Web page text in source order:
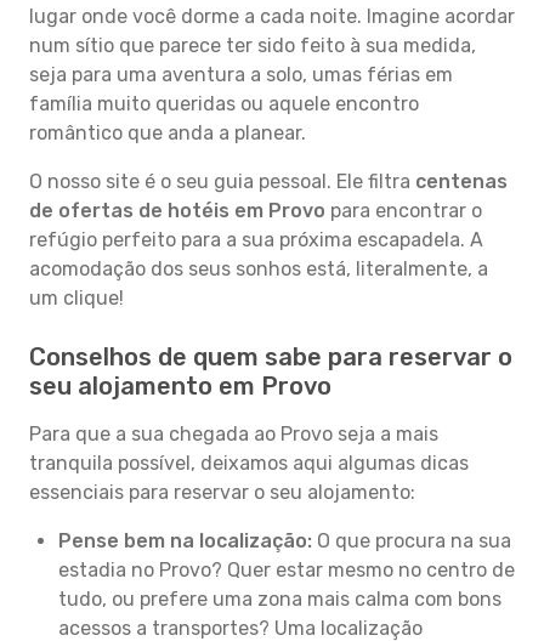
lugar onde você dorme a cada noite. Imagine acordar
num sítio que parece ter sido feito à sua medida,
seja para uma aventura a solo, umas férias em
família muito queridas ou aquele encontro
romântico que anda a planear.
O nosso site é o seu guia pessoal. Ele filtra centenas
de ofertas de hotéis em Provo para encontrar o
refúgio perfeito para a sua próxima escapadela. A
acomodação dos seus sonhos está, literalmente, a
um clique!
Conselhos de quem sabe para reservar o
seu alojamento em Provo
Para que a sua chegada ao Provo seja a mais
tranquila possível, deixamos aqui algumas dicas
essenciais para reservar o seu alojamento:
Pense bem na localização: O que procura na sua
estadia no Provo? Quer estar mesmo no centro de
tudo, ou prefere uma zona mais calma com bons
acessos a transportes? Uma localização